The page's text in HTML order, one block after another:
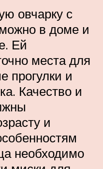
овчарку с
в доме и
Ей
места для
прогулки и
Качество и
и
необходимо